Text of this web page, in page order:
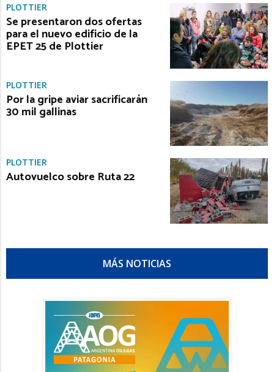
PLOTTIER
Se presentaron dos ofertas
para el nuevo edificio de la
EPET 25 de Plottier
PLOTTIER
Por la gripe aviar sacrificarán
30 mil gallinas
PLOTTIER
Autovuelco sobre Ruta 22
MÁS NOTICIAS